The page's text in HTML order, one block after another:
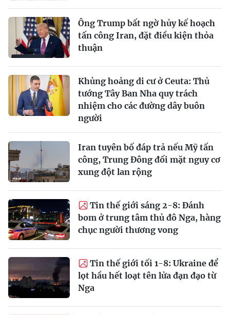
Ông Trump bất ngờ hủy kế hoạch
tấn công Iran, đặt điều kiện thỏa
thuận
Khủng hoảng di cư ở Ceuta: Thủ
tướng Tây Ban Nha quy trách
nhiệm cho các đường dây buôn
người
Iran tuyên bố đáp trả nếu Mỹ tấn
công, Trung Đông đối mặt nguy cơ
xung đột lan rộng
Tin thế giới sáng 2-8: Đánh
bom ở trung tâm thủ đô Nga, hàng
chục người thương vong
Tin thế giới tối 1-8: Ukraine để
lọt hầu hết loạt tên lửa đạn đạo từ
Nga